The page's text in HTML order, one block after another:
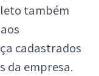
também
cadastrados
da empresa.